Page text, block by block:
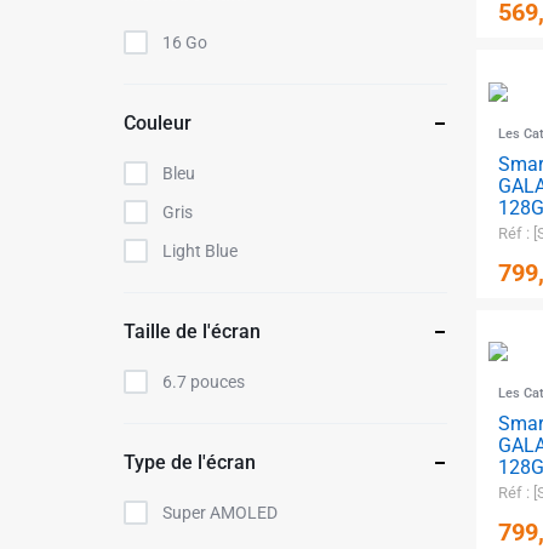
Les
Réf :
Les
Réf :
16 Go
Couleur
Bleu
Gris
Light Blue
Taille de l'écran
6.7 pouces
Type de l'écran
Super AMOLED